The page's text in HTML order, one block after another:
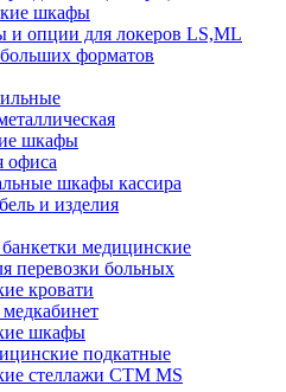
шкафы
и опции для локеров LS,ML
форматов
шкафы
шкафы кассира
и изделия
медицинские
перевозки больных
кровати
шкафы
подкатные
стеллажи CTM MS